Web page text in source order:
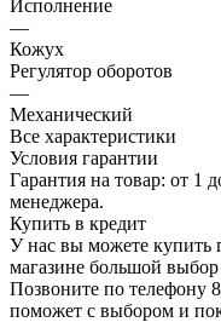
Исполнение
—
Кожух
Регулятор оборотов
—
Механический
Все характеристики
Условия гарантии
Гарантия на товар: от 1
менеджера.
Купить в кредит
У нас вы можете купить
магазине большой
Позвоните по телефону
поможет с выбором и